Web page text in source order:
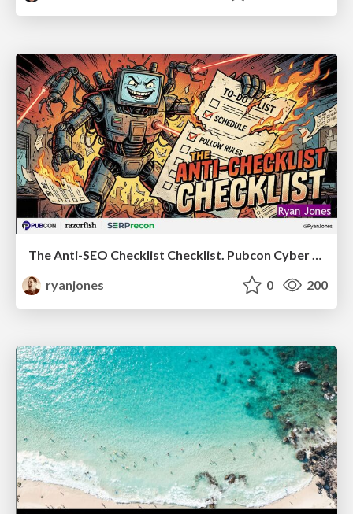
The Anti-SEO Checklist Checklist. Pubcon Cyber Week
ryanjones
0 200